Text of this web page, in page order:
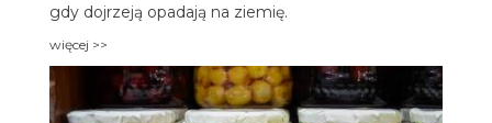
gdy dojrzeją opadają na ziemię.
więcej >>